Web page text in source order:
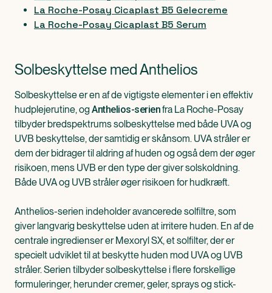
La Roche-Posay Cicaplast B5 Gelecreme
La Roche-Posay Cicaplast B5 Serum
Solbeskyttelse med Anthelios
Solbeskyttelse er en af de vigtigste elementer i en effektiv
hudplejerutine, og Anthelios-serienfra La Roche-Posay
tilbyder bredspektrums solbeskyttelse med både UVA og
UVB beskyttelse, der samtidig er skånsom. UVA stråler er
dem der bidrager til aldring af huden og også dem der øger
risikoen, mens UVB er den type der giver solskoldning.
Både UVA og UVB stråler øger risikoen for hudkræft.
Anthelios-serien indeholder avancerede solfiltre, som
giver langvarig beskyttelse uden at irritere huden. En af de
centrale ingredienser er Mexoryl SX, et solfilter, der er
specielt udviklet til at beskytte huden mod UVA og UVB
stråler. Serien tilbyder solbeskyttelse i flere forskellige
formuleringer, herunder cremer, geler, sprays og stick-